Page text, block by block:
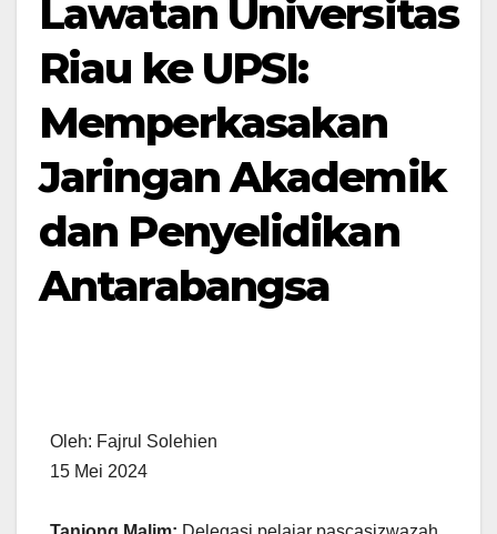
Lawatan Universitas
Riau ke UPSI:
Memperkasakan
Jaringan Akademik
dan Penyelidikan
Antarabangsa
Oleh: Fajrul Solehien
15 Mei 2024